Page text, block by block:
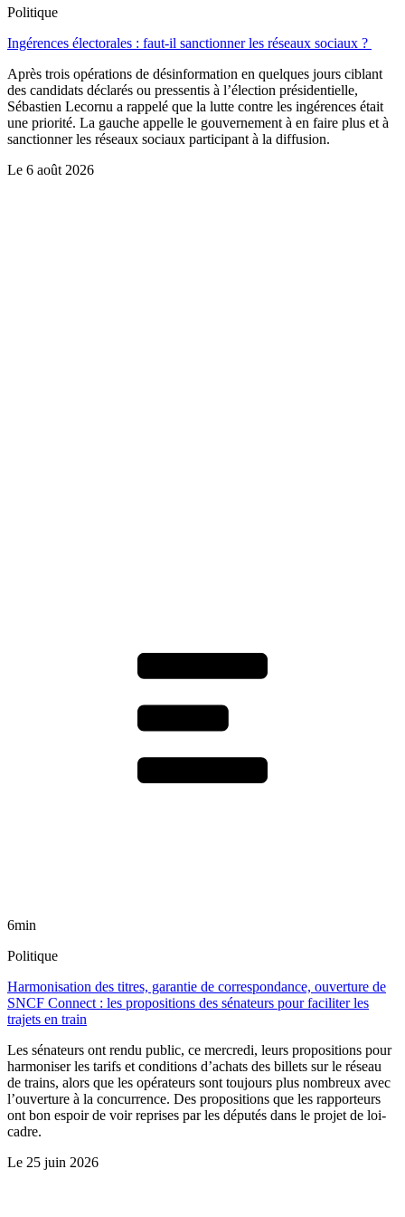
Politique
Ingérences électorales : faut-il sanctionner les réseaux sociaux ?
Après trois opérations de désinformation en quelques jours ciblant
des candidats déclarés ou pressentis à l’élection présidentielle,
Sébastien Lecornu a rappelé que la lutte contre les ingérences était
une priorité. La gauche appelle le gouvernement à en faire plus et à
sanctionner les réseaux sociaux participant à la diffusion.
Le 6 août 2026
6min
Politique
Harmonisation des titres, garantie de correspondance, ouverture de
SNCF Connect : les propositions des sénateurs pour faciliter les
trajets en train
Les sénateurs ont rendu public, ce mercredi, leurs propositions pour
harmoniser les tarifs et conditions d’achats des billets sur le réseau
de trains, alors que les opérateurs sont toujours plus nombreux avec
l’ouverture à la concurrence. Des propositions que les rapporteurs
ont bon espoir de voir reprises par les députés dans le projet de loi-
cadre.
Le 25 juin 2026